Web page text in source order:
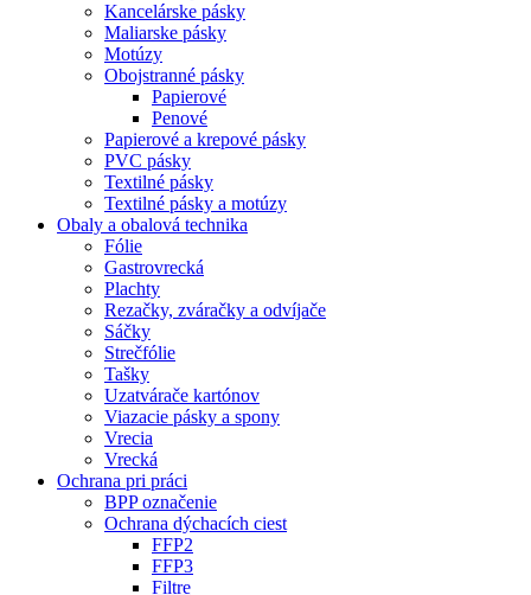
Kancelárske pásky
Maliarske pásky
Motúzy
Obojstranné pásky
Papierové
Penové
Papierové a krepové pásky
PVC pásky
Textilné pásky
Textilné pásky a motúzy
Obaly a obalová technika
Fólie
Gastrovrecká
Plachty
Rezačky, zváračky a odvíjače
Sáčky
Strečfólie
Tašky
Uzatvárače kartónov
Viazacie pásky a spony
Vrecia
Vrecká
Ochrana pri práci
BPP označenie
Ochrana dýchacích ciest
FFP2
FFP3
Filtre